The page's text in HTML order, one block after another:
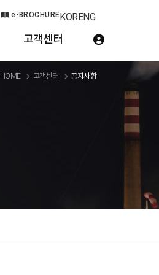
e-BROCHUREKORENG
고객센터
HOME 고객센터 공지사항